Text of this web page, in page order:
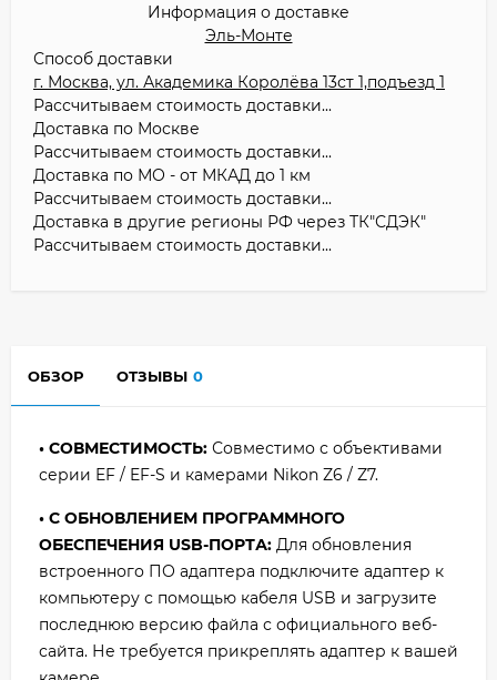
Информация о доставке
Эль-Монте
Способ доставки
г. Москва, ул. Академика Королёва 13ст 1,подъезд 1
Рассчитываем стоимость доставки...
Доставка по Москве
Рассчитываем стоимость доставки...
Доставка по МО - от МКАД до 1 км
Рассчитываем стоимость доставки...
Доставка в другие регионы РФ через ТК"СДЭК"
Рассчитываем стоимость доставки...
ОБЗОР ОТЗЫВЫ 0
• СОВМЕСТИМОСТЬ: Совместимо с объективами
серии EF / EF-S и камерами Nikon Z6 / Z7.
• С ОБНОВЛЕНИЕМ ПРОГРАММНОГО
ОБЕСПЕЧЕНИЯ USB-ПОРТА: Для обновления
встроенного ПО адаптера подключите адаптер к
компьютеру с помощью кабеля USB и загрузите
последнюю версию файла с официального веб-
сайта. Не требуется прикреплять адаптер к вашей